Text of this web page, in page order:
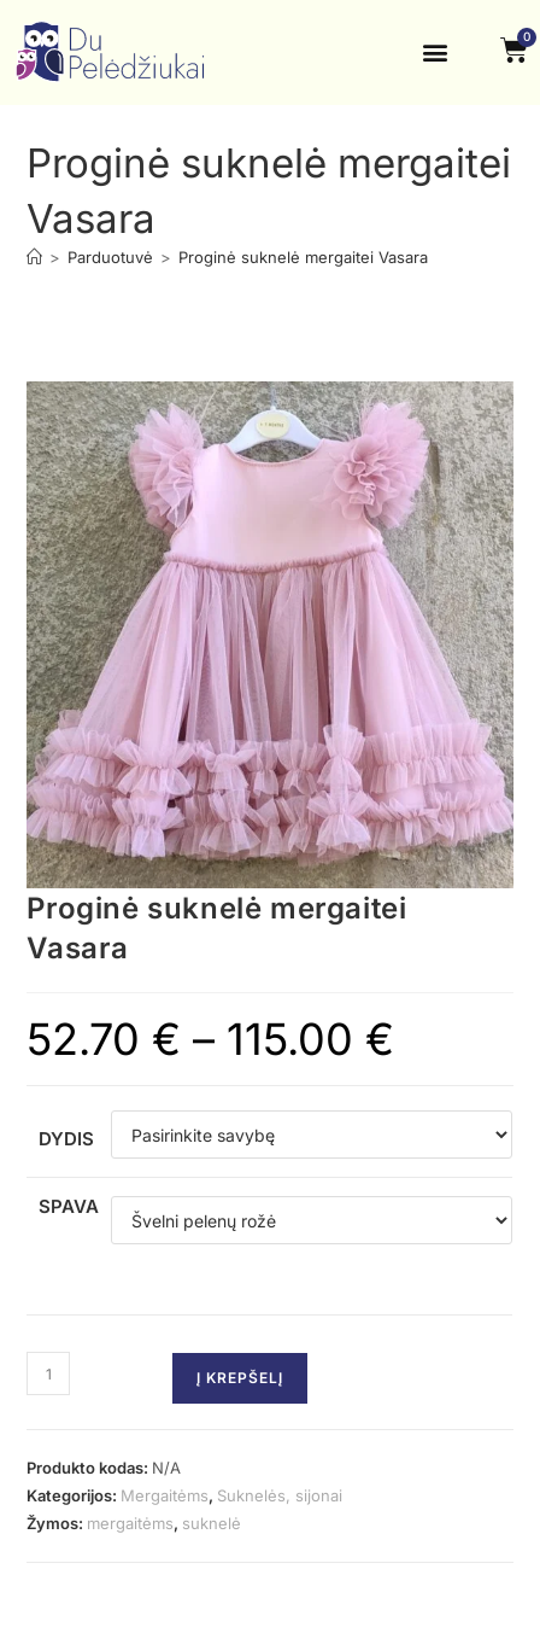
0
Proginė suknelė mergaitei
Vasara
> Parduotuvė > Proginė suknelė mergaitei Vasara
Proginė suknelė mergaitei
Vasara
52.70 € – 115.00 €
DYDIS
SPAVA
Į KREPŠELĮ
Produkto kodas: N/A
Kategorijos: Mergaitėms, Suknelės, sijonai
Žymos: mergaitėms, suknelė